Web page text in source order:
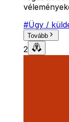
#Ügy /
Tovább
2